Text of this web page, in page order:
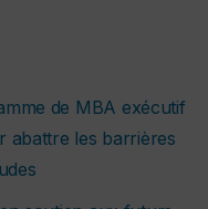
de MBA exécutif
abattre les barrières